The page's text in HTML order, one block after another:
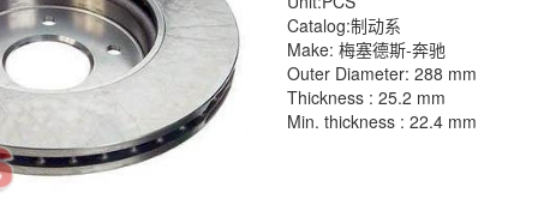
Catalog:制动系
Make: 梅塞德斯-奔驰
Outer Diameter: 288 mm
Thickness : 25.2 mm
Min. thickness : 22.4 mm